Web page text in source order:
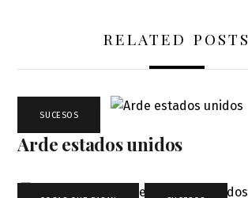
RELATED POSTS
SUCESOS
Arde estados unidos